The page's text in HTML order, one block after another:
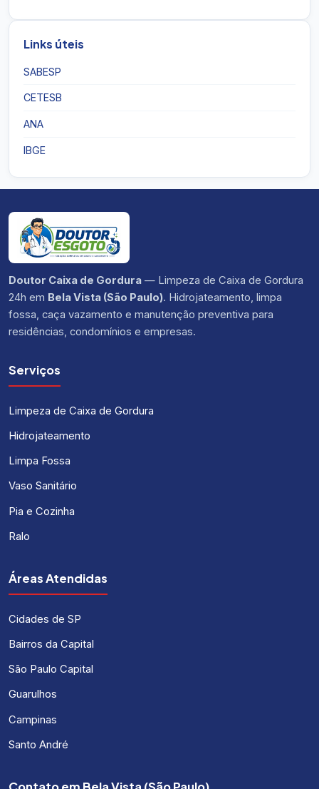
Links úteis
SABESP
CETESB
ANA
IBGE
Doutor Caixa de Gordura — Limpeza de Caixa de Gordura
24h em Bela Vista (São Paulo). Hidrojateamento, limpa
fossa, caça vazamento e manutenção preventiva para
residências, condomínios e empresas.
Serviços
Limpeza de Caixa de Gordura
Hidrojateamento
Limpa Fossa
Vaso Sanitário
Pia e Cozinha
Ralo
Áreas Atendidas
Cidades de SP
Bairros da Capital
São Paulo Capital
Guarulhos
Campinas
Santo André